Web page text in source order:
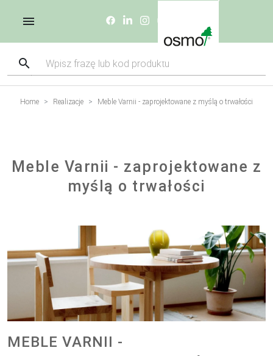
Home Realizacje Meble Varnii - zaprojektowane z myślą o trwałości
Meble Varnii - zaprojektowane z
myślą o trwałości
MEBLE VARNII -